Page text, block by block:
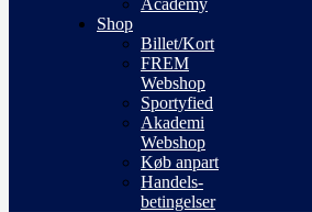
Academy
Shop
Billet/Kort
FREM
Webshop
Sportyfied
Akademi
Webshop
Køb anpart
Handels-
betingelser